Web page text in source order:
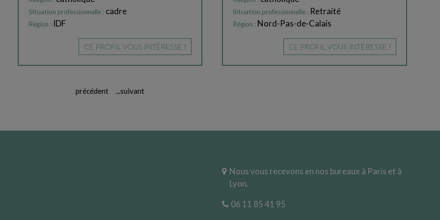
Situation professionnelle :cadre
Région :IDF
CE PROFIL VOUS INTÉRESSE ?
Situation professionnelle : Retraité
Région : Nord-Pas-de-Calais
CE PROFIL VOUS INTÉRESSE ?
précédent ...suivant
Nous vous recevons en nos bureaux à Paris et à
Lyon.
06 11 85 41 95